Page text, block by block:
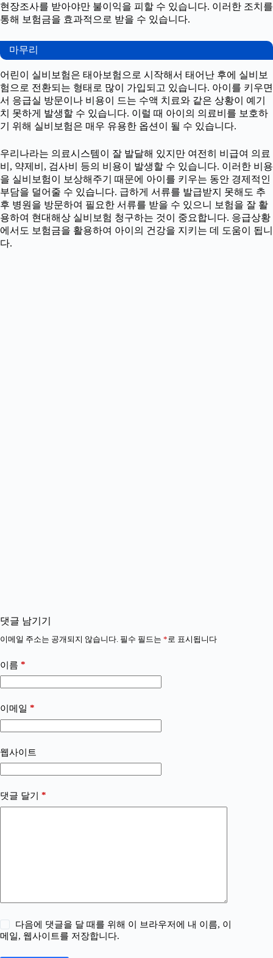
현장조사를 받아야만 불이익을 피할 수 있습니다. 이러한 조치를
통해 보험금을 효과적으로 받을 수 있습니다.
마무리
어린이 실비보험은 태아보험으로 시작해서 태어난 후에 실비보
험으로 전환되는 형태로 많이 가입되고 있습니다. 아이를 키우면
서 응급실 방문이나 비용이 드는 수액 치료와 같은 상황이 예기
치 못하게 발생할 수 있습니다. 이럴 때 아이의 의료비를 보호하
기 위해 실비보험은 매우 유용한 옵션이 될 수 있습니다.
우리나라는 의료시스템이 잘 발달해 있지만 여전히 비급여 의료
비, 약제비, 검사비 등의 비용이 발생할 수 있습니다. 이러한 비용
을 실비보험이 보상해주기 때문에 아이를 키우는 동안 경제적인
부담을 덜어줄 수 있습니다. 급하게 서류를 발급받지 못해도 추
후 병원을 방문하여 필요한 서류를 받을 수 있으니 보험을 잘 활
용하여 현대해상 실비보험 청구하는 것이 중요합니다. 응급상황
에서도 보험금을 활용하여 아이의 건강을 지키는 데 도움이 됩니
다.
댓글 남기기
이메일 주소는 공개되지 않습니다. 필수 필드는 * 로 표시됩니다
이름 *
이메일 *
웹사이트
댓글 달기 *
다음에 댓글을 달 때를 위해 이 브라우저에 내 이름, 이
메일, 웹사이트를 저장합니다.